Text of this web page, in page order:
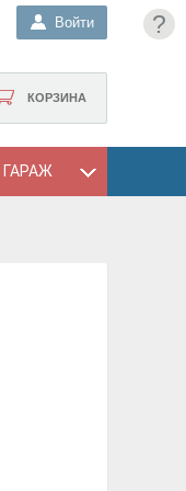
?
Войти
КОРЗИНА
ГАРАЖ